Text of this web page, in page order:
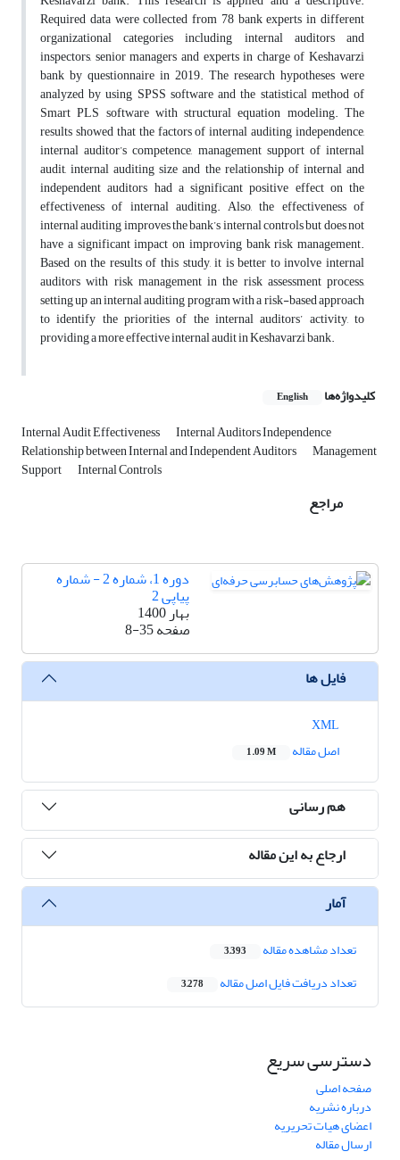
Required data were collected from 78 bank experts in different
organizational categories including internal auditors and
inspectors, senior managers and experts in charge of Keshavarzi
bank by questionnaire in 2019. The research hypotheses were
analyzed by using SPSS software and the statistical method of
Smart PLS software with structural equation modeling. The
results showed that the factors of internal auditing independence,
internal auditor’s competence, management support of internal
audit, internal auditing size and the relationship of internal and
independent auditors had a significant positive effect on the
effectiveness of internal auditing. Also, the effectiveness of
internal auditing improves the bank’s internal controls but does not
have a significant impact on improving bank risk management.
Based on the results of this study, it is better to involve internal
auditors with risk management in the risk assessment process,
setting up an internal auditing program with a risk-based approach
to identify the priorities of the internal auditors’ activity, to
providing a more effective internal audit in Keshavarzi bank.
کلیدواژه‌ها English
Internal Audit Effectiveness Internal Auditors Independence
Relationship between Internal and Independent Auditors Management
Support Internal Controls
مراجع
دوره 1، شماره 2 - شماره
پیاپی 2
بهار 1400
صفحه8-35
فایل ها
اصل مقاله
1.09 M
هم رسانی
ارجاع به این مقاله
آمار
تعداد مشاهده مقاله 3,393
تعداد دریافت فایل اصل مقاله 3,278
دسترسی سریع
صفحه اصلی
درباره نشریه
اعضای هیات تحریریه
ارسال مقاله